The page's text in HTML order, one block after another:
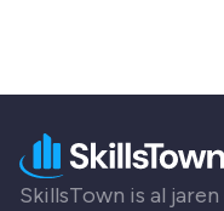
SkillsTown is al